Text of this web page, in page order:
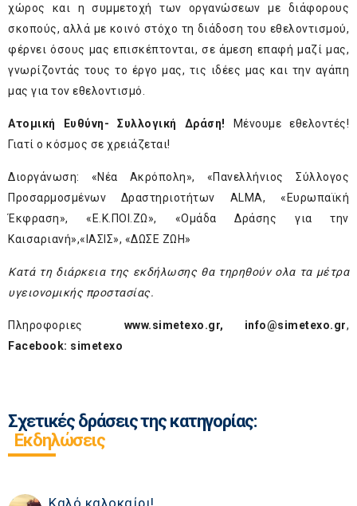
χώρος και η συμμετοχή των οργανώσεων με διάφορους
σκοπούς, αλλά με κοινό στόχο τη διάδοση του εθελοντισμού,
φέρνει όσους μας επισκέπτονται, σε άμεση επαφή μαζί μας,
γνωρίζοντάς τους το έργο μας, τις ιδέες μας και την αγάπη
μας για τον εθελοντισμό.
Ατομική Ευθύνη- Συλλογική Δράση! Μένουμε εθελοντές!
Γιατί ο κόσμος σε χρειάζεται!
Διοργάνωση: «Νέα Ακρόπολη», «Πανελλήνιος Σύλλογος
Προσαρμοσμένων Δραστηριοτήτων ALMA, «Ευρωπαϊκή
Έκφραση», «Ε.Κ.ΠΟΙ.ΖΩ», «Ομάδα Δράσης για την
Καισαριανή»,«ΙΑΣΙΣ», «ΔΩΣΕ ΖΩΗ»
Κατά τη διάρκεια της εκδήλωσης θα τηρηθούν ολα τα μέτρα
υγειονομικής προστασίας.
Πληροφοριες www.simetexo.gr, info@simetexo.gr,
Facebook: simetexo
Σχετικές δράσεις της κατηγορίας:
Εκδηλώσεις
Καλό καλοκαίρι!